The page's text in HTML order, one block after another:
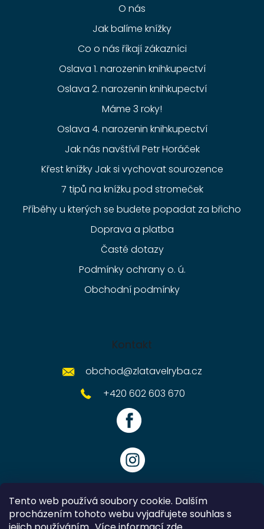
Tento web používá soubory cookie. Dalším
procházením tohoto webu vyjadřujete souhlas s
O nás
Jak balíme knížky
Co o nás říkají zákazníci
Oslava 1. narozenin knihkupectví
Oslava 2. narozenin knihkupectví
Máme 3 roky!
Oslava 4. narozenin knihkupectví
Jak nás navštívil Petr Horáček
Křest knížky Jak si vychovat sourozence
7 tipů na knížku pod stromeček
Příběhy u kterých se budete popadat za břicho
Doprava a platba
Časté dotazy
Podmínky ochrany o. ú.
Obchodní podmínky
Kontakt
obchod@zlatavelryba.cz
+420 602 603 670